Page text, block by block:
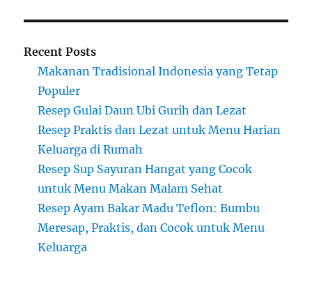
Recent Posts
Makanan Tradisional Indonesia yang Tetap
Populer
Resep Gulai Daun Ubi Gurih dan Lezat
Resep Praktis dan Lezat untuk Menu Harian
Keluarga di Rumah
Resep Sup Sayuran Hangat yang Cocok
untuk Menu Makan Malam Sehat
Resep Ayam Bakar Madu Teflon: Bumbu
Meresap, Praktis, dan Cocok untuk Menu
Keluarga